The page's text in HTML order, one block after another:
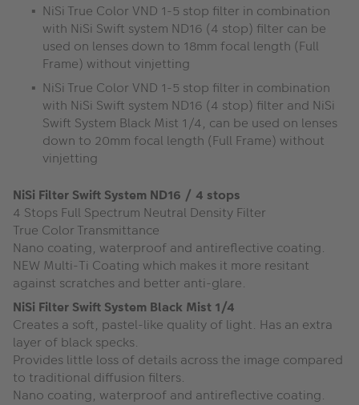
NiSi True Color VND 1-5 stop filter in combination
with NiSi Swift system ND16 (4 stop) filter can be
used on lenses down to 18mm focal length (Full
Frame) without vinjetting
NiSi True Color VND 1-5 stop filter in combination
with NiSi Swift system ND16 (4 stop) filter and NiSi
Swift System Black Mist 1/4, can be used on lenses
down to 20mm focal length (Full Frame) without
vinjetting
NiSi Filter Swift System ND16 / 4 stops
4 Stops Full Spectrum Neutral Density Filter
True Color Transmittance
Nano coating, waterproof and antireflective coating.
NEW Multi-Ti Coating which makes it more resitant
against scratches and better anti-glare.
NiSi Filter Swift System Black Mist 1/4
Creates a soft, pastel-like quality of light. Has an extra
layer of black specks.
Provides little loss of details across the image compared
to traditional diffusion filters.
Nano coating, waterproof and antireflective coating.